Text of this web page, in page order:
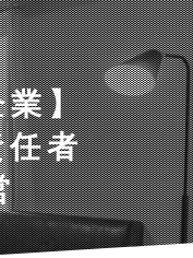
業】
任者